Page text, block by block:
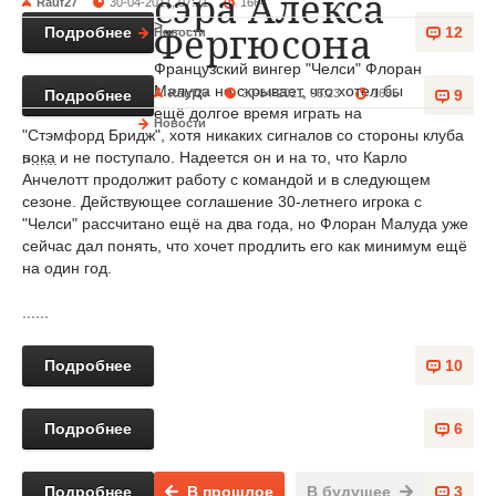
12
Подробнее
9
Подробнее
Rauf27 30-04-2011, 07:21 1664
Новости
Французский вингер "Челси" Флоран
Малуда не скрывает, что хотел бы
ещё долгое время играть на
"Стэмфорд Бридж", хотя никаких сигналов со стороны клуба
пока и не поступало. Надеется он и на то, что Карло
Анчелотт продолжит работу с командой и в следующем
сезоне. Действующее соглашение 30-летнего игрока с
"Челси" рассчитано ещё на два года, но Флоран Малуда уже
сейчас дал понять, что хочет продлить его как минимум ещё
на один год.
......
10
Подробнее
>......
6
Подробнее
сэра Алекса
Фергюсона
Rauf27 30-04-2011, 06:23 1685
Новости
>......
3
Подробнее В будущее
В прошлое